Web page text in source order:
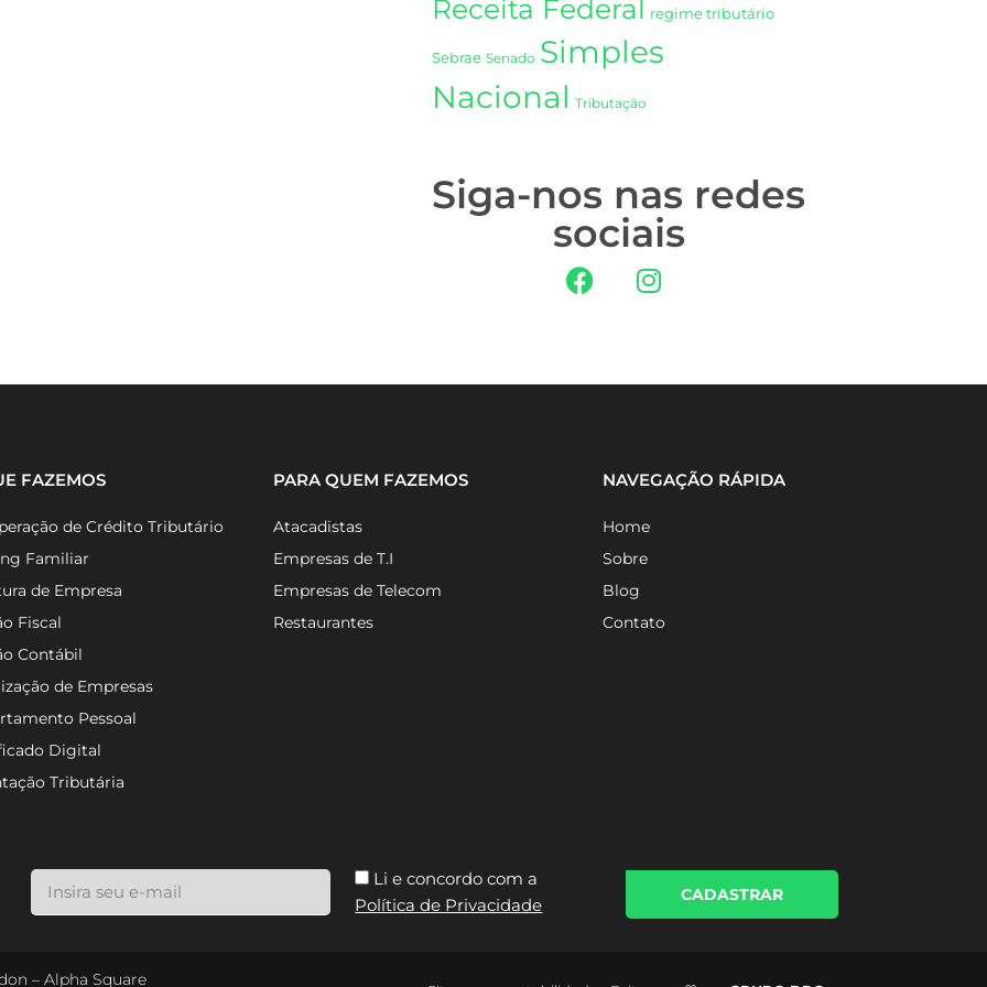
Receita Federal regime tributário
Sebrae Senado Simples
Nacional Tributação
Siga-nos nas redes
sociais
FAZEMOS
de Crédito Tributário
Familiar
de Empresa
Fiscal
Contábil
de Empresas
Pessoal
Digital
Tributária
PARA QUEM FAZEMOS
Atacadistas
Empresas de T.I
Empresas de Telecom
Restaurantes
NAVEGAÇÃO RÁPIDA
Home
Sobre
Blog
Contato
Li e concordo com a
Política de Privacidade
CADASTRAR
– Alpha Square